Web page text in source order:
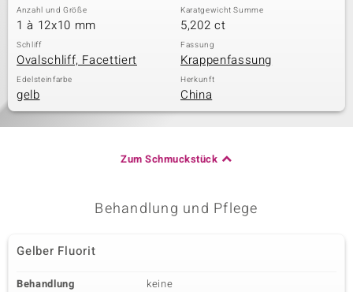
Anzahl und Größe
1 à 12x10 mm
Karatgewicht Summe
5,202 ct
Schliff
Ovalschliff, Facettiert
Fassung
Krappenfassung
Edelsteinfarbe
gelb
Herkunft
China
Zum Schmuckstück
Behandlung und Pflege
Gelber Fluorit
Behandlung
keine